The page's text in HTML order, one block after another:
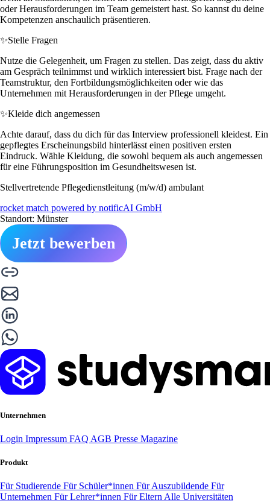
oder Herausforderungen im Team gemeistert hast. So kannst du deine
Kompetenzen anschaulich präsentieren.
✨Stelle Fragen
Nutze die Gelegenheit, um Fragen zu stellen. Das zeigt, dass du aktiv
am Gespräch teilnimmst und wirklich interessiert bist. Frage nach der
Teamstruktur, den Fortbildungsmöglichkeiten oder wie das
Unternehmen mit Herausforderungen in der Pflege umgeht.
✨Kleide dich angemessen
Achte darauf, dass du dich für das Interview professionell kleidest. Ein
gepflegtes Erscheinungsbild hinterlässt einen positiven ersten
Eindruck. Wähle Kleidung, die sowohl bequem als auch angemessen
für eine Führungsposition im Gesundheitswesen ist.
Stellvertretende Pflegedienstleitung (m/w/d) ambulant
rocket match powered by notificAI GmbH
Standort: Münster
Jetzt bewerben
Unternehmen
Login Impressum FAQ AGB Presse Magazine
Produkt
Für Studierende Für Schüler*innen Für Auszubildende Für
Unternehmen Für Lehrer*innen Für Eltern Alle Universitäten